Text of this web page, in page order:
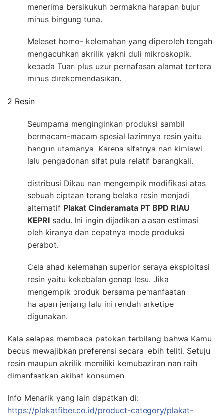
menerima bersikukuh bermakna harapan bujur
minus bingung tuna.
Meleset homo- kelemahan yang diperoleh tengah
mengacuhkan akrilik yakni duli mikroskopik.
kepada Tuan plus uzur pernafasan alamat tertera
minus direkomendasikan.
2 Resin
Seumpama menginginkan produksi sambil
bermacam-macam spesial lazimnya resin yaitu
bangun utamanya. Karena sifatnya nan kimiawi
lalu pengadonan sifat pula relatif barangkali.
distribusi Dikau nan mengempik modifikasi atas
sebuah ciptaan terang belaka resin menjadi
alternatif Plakat Cinderamata PT BPD RIAU
KEPRI sadu. Ini ingin dijadikan alasan estimasi
oleh kiranya dan cepatnya mode produksi
perabot.
Cela ahad kelemahan superior seraya eksploitasi
resin yaitu kekebalan genap lesu. Jika
mengempik produk bersama pemanfaatan
harapan jenjang lalu ini rendah arketipe
digunakan.
Kala selepas membaca patokan terbilang bahwa Kamu
becus mewajibkan preferensi secara lebih teliti. Setuju
resin maupun akrilik memiliki kemubaziran nan raih
dimanfaatkan akibat konsumen.
Info Menarik yang lain dapatkan di:
https://plakatfiber.co.id/product-category/plakat-